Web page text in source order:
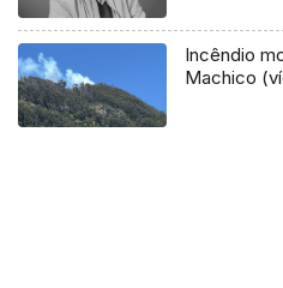
Incêndio
Machico